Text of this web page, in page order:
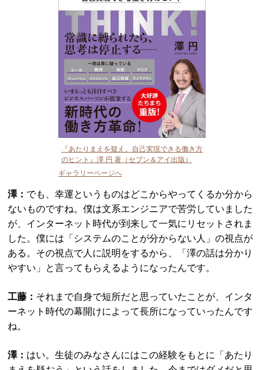
『あたりまえを疑え。自己実現できる働き方
のヒント』澤 円 著（セブン＆アイ出版）
ギャラリーページへ
澤： でも、幸運というものはどこからやってくるか分から
ないものですね。僕は文系エンジニアで苦労していました
が、インターネット時代が到来して一気にリセットされま
した。僕には「システムのことが分からない人」の視点が
ある。その視点で人に説明をするから、「澤の話は分かり
やすい」と言ってもらえるようになったんです。
工藤： それまで自身で短所だと思っていたことが、インタ
ーネット時代の幕開けによって長所になっていったんです
ね。
澤： はい。生徒のみなさんにはこの経験をもとに「あたり